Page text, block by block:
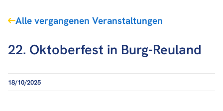
Alle vergangenen Veranstaltungen
22. Oktoberfest in Burg-Reuland
18/10/2025